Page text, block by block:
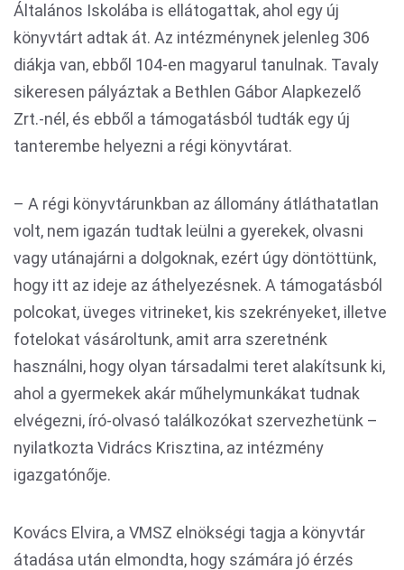
Általános Iskolába is ellátogattak, ahol egy új
könyvtárt adtak át. Az intézménynek jelenleg 306
diákja van, ebből 104-en magyarul tanulnak. Tavaly
sikeresen pályáztak a Bethlen Gábor Alapkezelő
Zrt.-nél, és ebből a támogatásból tudták egy új
tanterembe helyezni a régi könyvtárat.
– A régi könyvtárunkban az állomány átláthatatlan
volt, nem igazán tudtak leülni a gyerekek, olvasni
vagy utánajárni a dolgoknak, ezért úgy döntöttünk,
hogy itt az ideje az áthelyezésnek. A támogatásból
polcokat, üveges vitrineket, kis szekrényeket, illetve
fotelokat vásároltunk, amit arra szeretnénk
használni, hogy olyan társadalmi teret alakítsunk ki,
ahol a gyermekek akár műhelymunkákat tudnak
elvégezni, író-olvasó találkozókat szervezhetünk –
nyilatkozta Vidrács Krisztina, az intézmény
igazgatónője.
Kovács Elvira, a VMSZ elnökségi tagja a könyvtár
átadása után elmondta, hogy számára jó érzés